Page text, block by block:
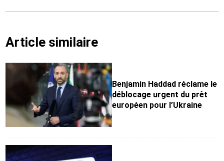
Article similaire
Benjamin Haddad réclame le
déblocage urgent du prêt
européen pour l’Ukraine